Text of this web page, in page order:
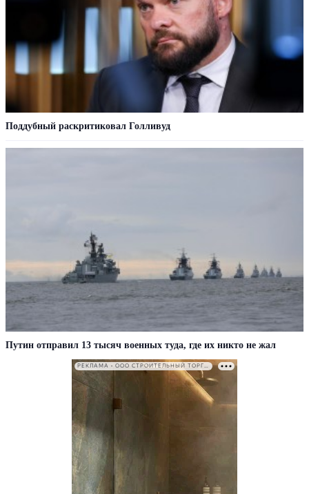
Поддубный раскритиковал Голливуд
Путин отправил 13 тысяч военных туда, где их никто не жал
РЕКЛАМА • ООО СТРОИТЕЛЬНЫЙ ТОРГОВЫЙ ДОМ «ПЕТРОВИЧ». ИНН: 7802348846